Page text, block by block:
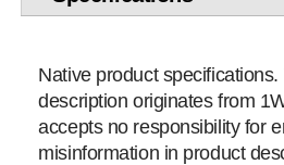
Native product
description originates from
accepts no responsibility for
misinformation in product